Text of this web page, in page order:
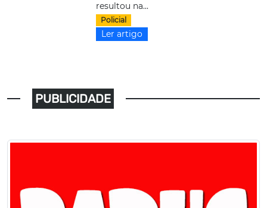
resultou na...
Policial
Ler artigo
PUBLICIDADE